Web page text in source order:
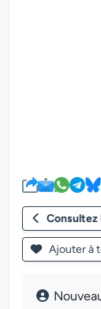
Consultez
Ajouter à